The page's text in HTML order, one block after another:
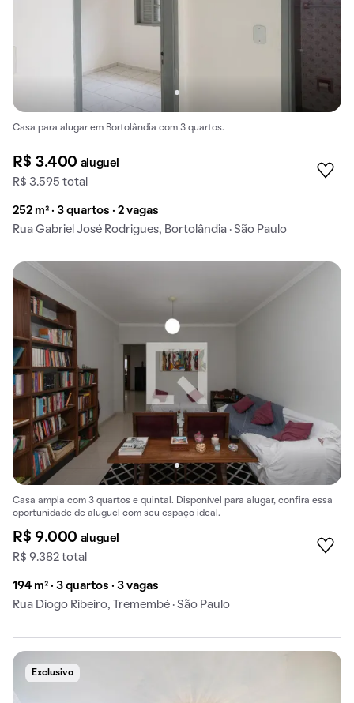
Casa para alugar em Bortolândia com 3 quartos.
R$ 3.400 aluguel
R$ 3.595 total
252 m² · 3 quartos · 2 vagas
Rua Gabriel José Rodrigues, Bortolândia · São Paulo
Casa ampla com 3 quartos e quintal. Disponível para alugar, confira essa
oportunidade de aluguel com seu espaço ideal.
R$ 9.000 aluguel
R$ 9.382 total
194 m² · 3 quartos · 3 vagas
Rua Diogo Ribeiro, Tremembé · São Paulo
Exclusivo